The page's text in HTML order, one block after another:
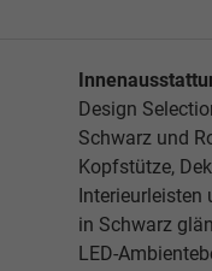
Design
Schwarz und
Kopfstütze,
in Schwarz
LED-